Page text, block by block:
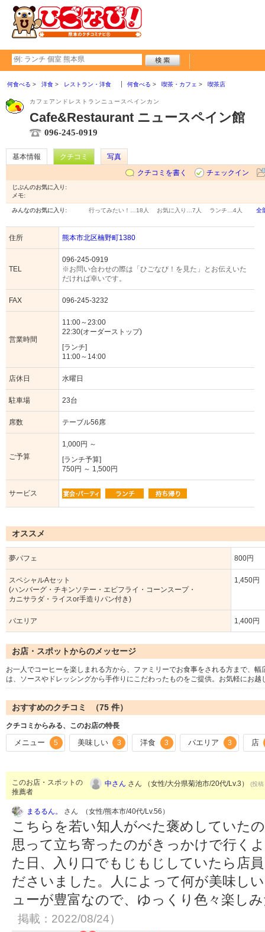
何食べる 洋食 レストラン・洋食 何食べる 喫茶・カフェ 喫茶店
カフェアンドレストランニュースペインカン
Cafe&Restaurant ニュースペイン館
096-245-0919
基本情報 クチコミ
写真
クチコミを書く
チェックイン
じぶんのお気に入り:
メモ:
みんなのお気に入り: 行ってみたい！… 18人 お気に入り… 7人 ランチ… 4人 全
住所 熊本市北区楠野町1380
TEL
096-245-0919
※お問い合わせの際は「ひごなび！を見た」とお伝えいた
だければ幸いです。
FAX 096-245-3232
営業時間
11:00～23:00
22:30(オーダーストップ)
[ランチ]
11:00～14:00
店休日 水曜日
駐車場 23台
席数 テーブル56席
ご予算
1,000円 ～
[ランチ予算]
750円 ～ 1,500円
サービス
オススメ
夢パフェ 800円
スペシャルAセット
(ハンバーグ・チキンソテー・エビフライ・コーンスープ・
カニサラダ・ライスor手造りパン付き)
1,450円
パエリア 1,400円
お店・スポットからのメッセージ
お一人でコーヒーを楽しまれる方から、ファミリーでお食事をされる方まで、
は、ソースやドレッシングから手作りにこだわったものをご提供。お気軽にお越
おすすめのクチコミ （75 件）
クチコミからみる、このお店の特長
メニュー 5 美味しい 3 洋食 3 パエリア 3 店
このお店・スポットの
推薦者
中さん さん （女性/大分県菊池市/20代/Lv.3） (投
まるるん。 さん （女性/熊本市/40代/Lv.56）
こちらを若い知人がべた褒めしていた
思って立ち寄ったのがきっかけで行く
た日、入り口でもじもじしていたら店
ださいました。人によって何が美味し
ューが豊富なので、ゆっくり色々楽し
掲載：2022/08/24）